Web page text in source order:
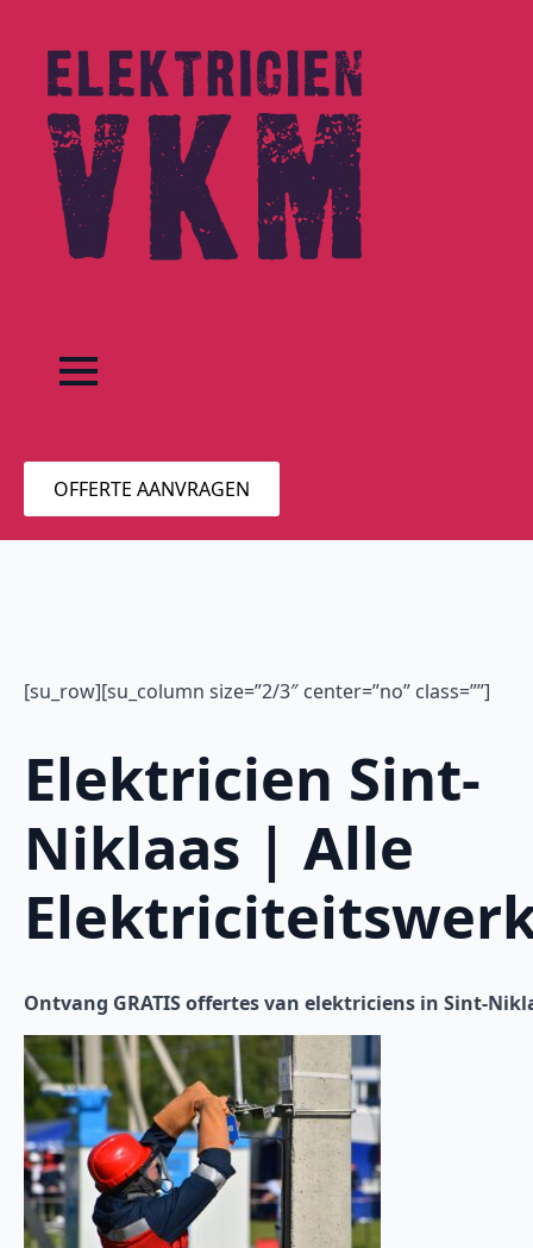
OFFERTE AANVRAGEN
[su_row][su_column size=”2/3″ center=”no” class=””]
Elektricien Sint-
Niklaas | Alle
Ontvang GRATIS offertes van elektriciens in Sint-